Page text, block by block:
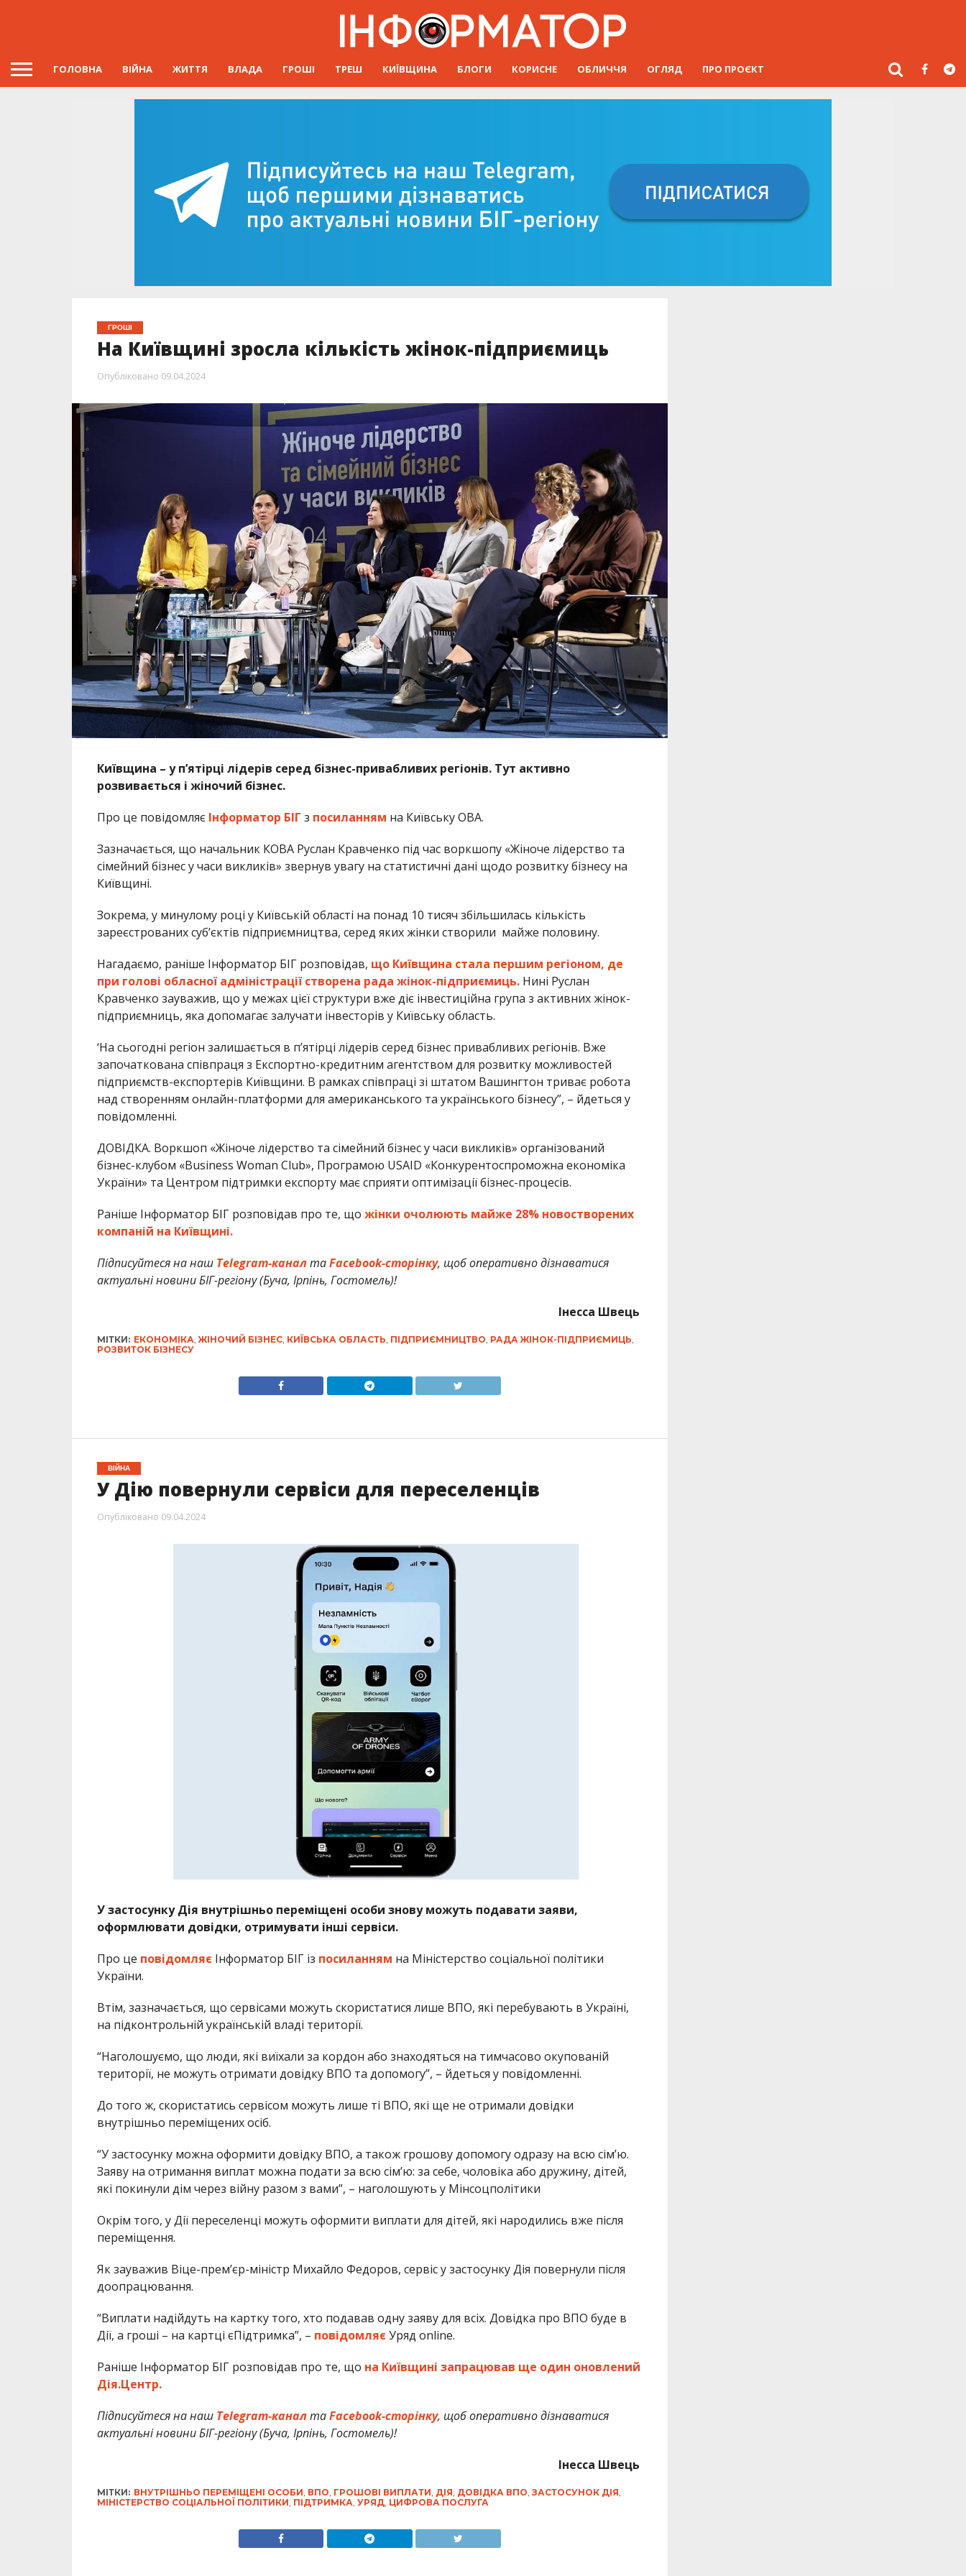
ГОЛОВНА ВІЙНА ЖИТТЯ ВЛАДА ГРОШІ ТРЕШ КИЇВЩИНА БЛОГИ КОРИСНЕ ОБЛИЧЧЯ ОГЛЯД ПРО ПРОЄКТ
ГРОШІ
На Київщині зросла кількість жінок-підприємиць
Опубліковано 09.04.2024
Київщина – у пʼятірці лідерів серед бізнес-привабливих регіонів. Тут активно
розвивається і жіночий бізнес.
Про це повідомляє Інформатор БІГ з посиланням на Київську ОВА.
Зазначається, що начальник КОВА Руслан Кравченко під час воркшопу «Жіноче лідерство та
сімейний бізнес у часи викликів» звернув увагу на статистичні дані щодо розвитку бізнесу на
Київщині.
Зокрема, у минулому році у Київській області на понад 10 тисяч збільшилась кількість
зареєстрованих суб’єктів підприємництва, серед яких жінки створили майже половину.
Нагадаємо, раніше Інформатор БІГ розповідав, що Київщина стала першим регіоном, де
при голові обласної адміністрації створена рада жінок-підприємиць. Нині Руслан
Кравченко зауважив, що у межах цієї структури вже діє інвестиційна група з активних жінок-
підприємниць, яка допомагає залучати інвесторів у Київську область.
‘На сьогодні регіон залишається в пʼятірці лідерів серед бізнес привабливих регіонів. Вже
започаткована співпраця з Експортно-кредитним агентством для розвитку можливостей
підприємств-експортерів Київщини. В рамках співпраці зі штатом Вашингтон триває робота
над створенням онлайн-платформи для американського та українського бізнесу”, – йдеться у
повідомленні.
ДОВІДКА. Воркшоп «Жіноче лідерство та сімейний бізнес у часи викликів» організований
бізнес-клубом «Business Woman Club», Програмою USAID «Конкурентоспроможна економіка
України» та Центром підтримки експорту має сприяти оптимізації бізнес-процесів.
Раніше Інформатор БІГ розповідав про те, що жінки очолюють майже 28% новостворених
компаній на Київщині.
Підписуйтеся на наш Telegram-каналтаFacebook-сторінку, щоб оперативно дізнаватися
актуальні новини БІГ-регіону (Буча, Ірпінь, Гостомель)!
Інесса Швець
МІТКИ: ЕКОНОМІКА, ЖІНОЧИЙ БІЗНЕС, КИЇВСЬКА ОБЛАСТЬ, ПІДПРИЄМНИЦТВО, РАДА ЖІНОК-ПІДПРИЄМИЦЬ,
РОЗВИТОК БІЗНЕСУ
ВІЙНА
У Дію повернули сервіси для переселенців
Опубліковано 09.04.2024
У застосунку Дія внутрішньо переміщені особи знову можуть подавати заяви,
оформлювати довідки, отримувати інші сервіси.
Про це повідомляє Інформатор БІГ із посиланням на Міністерство соціальної політики
України.
Втім, зазначається, що сервісами можуть скористатися лише ВПО, які перебувають в Україні,
на підконтрольній українській владі території.
“Наголошуємо, що люди, які виїхали за кордон або знаходяться на тимчасово окупованій
території, не можуть отримати довідку ВПО та допомогу”, – йдеться у повідомленні.
До того ж, скористатись сервісом можуть лише ті ВПО, які ще не отримали довідки
внутрішньо переміщених осіб.
“У застосунку можна оформити довідку ВПО, а також грошову допомогу одразу на всю сім’ю.
Заяву на отримання виплат можна подати за всю сім’ю: за себе, чоловіка або дружину, дітей,
які покинули дім через війну разом з вами”, – наголошують у Мінсоцполітики
Окрім того, у Дії переселенці можуть оформити виплати для дітей, які народились вже після
переміщення.
Як зауважив Віце-прем’єр-міністр Михайло Федоров, сервіс у застосунку Дія повернули після
доопрацювання.
“Виплати надійдуть на картку того, хто подавав одну заяву для всіх. Довідка про ВПО буде в
Дії, а гроші – на картці єПідтримка”, – повідомляє Уряд online.
Раніше Інформатор БІГ розповідав про те, що на Київщині запрацював ще один оновлений
Дія.Центр.
Підписуйтеся на наш Telegram-каналтаFacebook-сторінку, щоб оперативно дізнаватися
актуальні новини БІГ-регіону (Буча, Ірпінь, Гостомель)!
Інесса Швець
МІТКИ: ВНУТРІШНЬО ПЕРЕМІЩЕНІ ОСОБИ ВПО ГРОШОВІ ВИПЛАТИ ДІЯ ДОВІДКА ВПО ЗАСТОСУНОК ДІЯ
МІНІСТЕРСТВО СОЦІАЛЬНОЇ ПОЛІТИКИ ПІДТРИМКА УРЯД, ЦИФРОВА ПОСЛУГА